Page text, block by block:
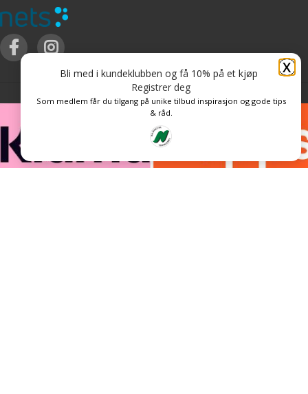
X
Bli med i kundeklubben og få 10% på et kjøp
Registrer deg
Som medlem får du tilgang på unike tilbud inspirasjon og gode tips
& råd.